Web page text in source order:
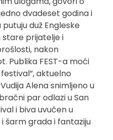
dvadeset godina i
duž Engleske
stare prijatelje i
nakon
Publika FEST-a moći
aktuelno
Alena snimljeno u
par odlazi u San
i biva uvučen u
šarm grada i fantaziju